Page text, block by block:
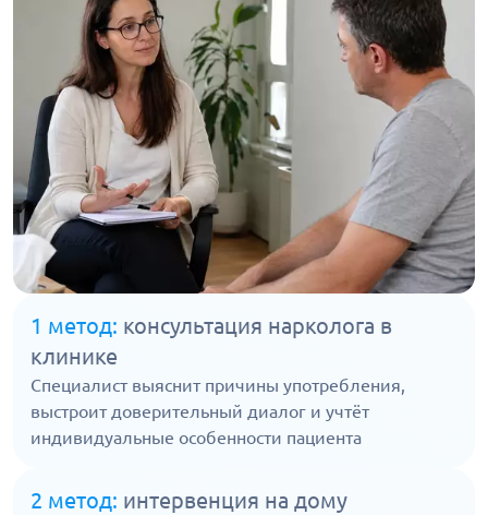
1 метод: консультация нарколога в
клинике
Специалист выяснит причины употребления,
выстроит доверительный диалог и учтёт
индивидуальные особенности пациента
2 метод: интервенция на дому